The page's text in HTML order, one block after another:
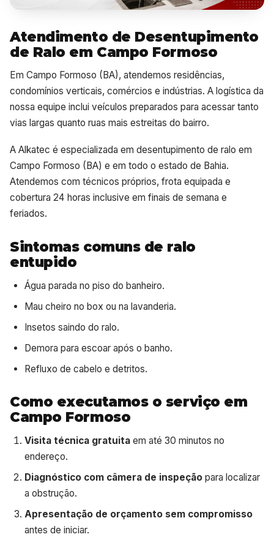
Atendimento de Desentupimento
de Ralo em Campo Formoso
Em Campo Formoso (BA), atendemos residências,
condomínios verticais, comércios e indústrias. A logística da
nossa equipe inclui veículos preparados para acessar tanto
vias largas quanto ruas mais estreitas do bairro.
A Alkatec é especializada em desentupimento de ralo em
Campo Formoso (BA) e em todo o estado de Bahia.
Atendemos com técnicos próprios, frota equipada e
cobertura 24 horas inclusive em finais de semana e
feriados.
Sintomas comuns de ralo
entupido
Água parada no piso do banheiro.
Mau cheiro no box ou na lavanderia.
Insetos saindo do ralo.
Demora para escoar após o banho.
Refluxo de cabelo e detritos.
Como executamos o serviço em
Campo Formoso
Visita técnica gratuita em até 30 minutos no
endereço.
Diagnóstico com câmera de inspeção para localizar
a obstrução.
Apresentação de orçamento sem compromisso
antes de iniciar.